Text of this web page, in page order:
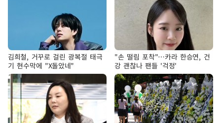
김희철, 거꾸로 걸린 광복절 태극
기 현수막에 "X돌았네"
"손 떨림 포착"…카라 한승연, 건
강 괜찮나 팬들 '걱정'